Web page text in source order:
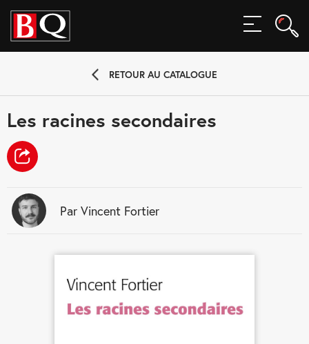
MENU
RETOUR AU CATALOGUE
Les racines secondaires
Par Vincent Fortier